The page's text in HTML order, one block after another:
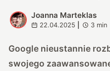
J
Joanna Marteklas
22.04.2025 3 min
Google nieustannie
swojego